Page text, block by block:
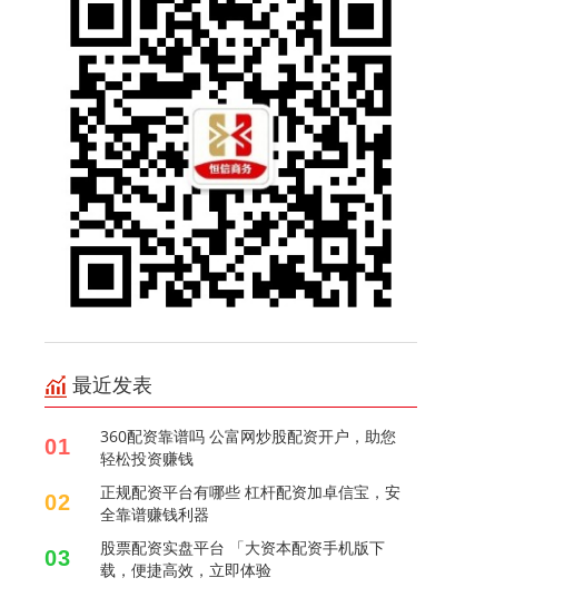
最近发表
01
360配资靠谱吗 公富网炒股配资开户，助您
轻松投资赚钱
02
正规配资平台有哪些 杠杆配资加卓信宝，安
全靠谱赚钱利器
03
股票配资实盘平台 「大资本配资手机版下
载，便捷高效，立即体验